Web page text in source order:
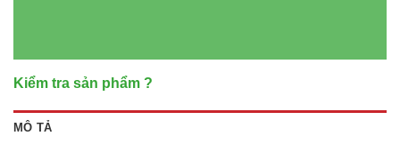
Kiểm tra sản phẩm ?
MÔ TẢ